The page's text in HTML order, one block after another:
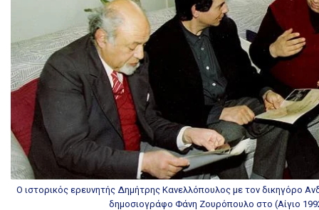
Ο ιστορικός ερευνητής Δημήτρης Κανελλόπουλος με τον δικηγόρο
δημοσιογράφο Φάνη Ζουρόπουλο στο (Αίγιο